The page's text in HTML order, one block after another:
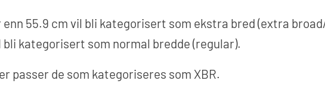
55.9 cm vil bli kategorisert som ekstra bred (extra
kategorisert som normal bredde (regular).
passer de som kategoriseres som XBR.